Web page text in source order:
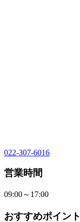
022-307-6016
営業時間
09:00～17:00
おすすめポイント